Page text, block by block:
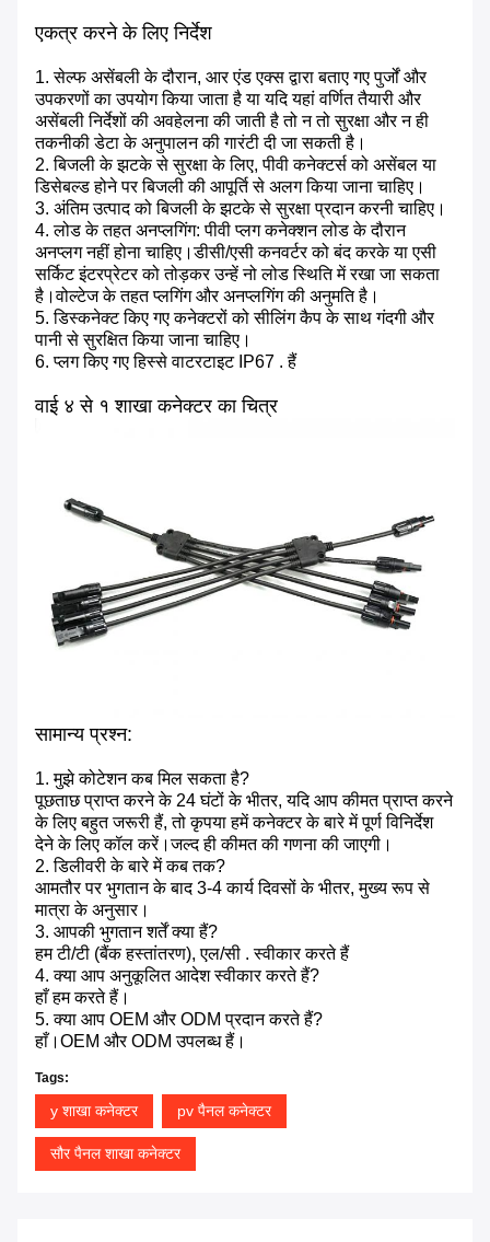
एकत्र करने के लिए निर्देश
1. सेल्फ असेंबली के दौरान, आर एंड एक्स द्वारा बताए गए पुर्जों और
उपकरणों का उपयोग किया जाता है या यदि यहां वर्णित तैयारी और
असेंबली निर्देशों की अवहेलना की जाती है तो न तो सुरक्षा और न ही
तकनीकी डेटा के अनुपालन की गारंटी दी जा सकती है।
2. बिजली के झटके से सुरक्षा के लिए, पीवी कनेक्टर्स को असेंबल या
डिसेबल्ड होने पर बिजली की आपूर्ति से अलग किया जाना चाहिए।
3. अंतिम उत्पाद को बिजली के झटके से सुरक्षा प्रदान करनी चाहिए।
4. लोड के तहत अनप्लगिंग: पीवी प्लग कनेक्शन लोड के दौरान
अनप्लग नहीं होना चाहिए।डीसी/एसी कनवर्टर को बंद करके या एसी
सर्किट इंटरप्रेटर को तोड़कर उन्हें नो लोड स्थिति में रखा जा सकता
है।वोल्टेज के तहत प्लगिंग और अनप्लगिंग की अनुमति है।
5. डिस्कनेक्ट किए गए कनेक्टरों को सीलिंग कैप के साथ गंदगी और
पानी से सुरक्षित किया जाना चाहिए।
6. प्लग किए गए हिस्से वाटरटाइट IP67 . हैं
वाई ४ से १ शाखा कनेक्टर का चित्र
सामान्य प्रश्न:
1. मुझे कोटेशन कब मिल सकता है?
पूछताछ प्राप्त करने के 24 घंटों के भीतर, यदि आप कीमत प्राप्त करने
के लिए बहुत जरूरी हैं, तो कृपया हमें कनेक्टर के बारे में पूर्ण विनिर्देश
देने के लिए कॉल करें।जल्द ही कीमत की गणना की जाएगी।
2. डिलीवरी के बारे में कब तक?
आमतौर पर भुगतान के बाद 3-4 कार्य दिवसों के भीतर, मुख्य रूप से
मात्रा के अनुसार।
3. आपकी भुगतान शर्तें क्या हैं?
हम टी/टी (बैंक हस्तांतरण), एल/सी . स्वीकार करते हैं
4. क्या आप अनुकूलित आदेश स्वीकार करते हैं?
हाँ हम करते हैं।
5. क्या आप OEM और ODM प्रदान करते हैं?
हाँ।OEM और ODM उपलब्ध हैं।
Tags:
y शाखा कनेक्टर pv पैनल कनेक्टर
सौर पैनल शाखा कनेक्टर